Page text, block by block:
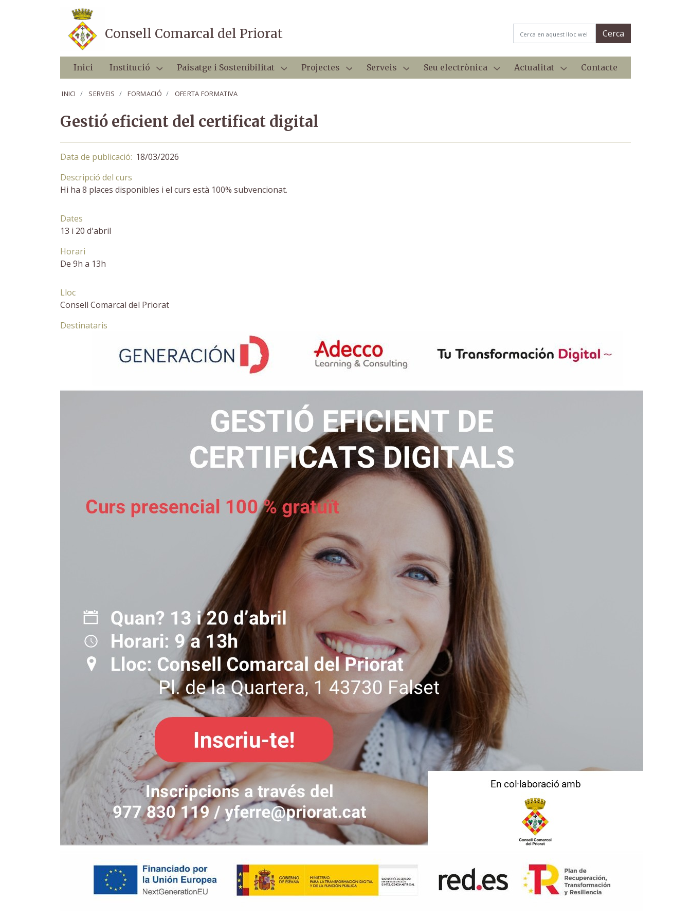
Consell Comarcal del Priorat Cerca dins d'aquest lloc web
Cerca
Inici Institució Paisatge i Sostenibilitat Projectes Serveis Seu electrònica Actualitat Contacte
INICI SERVEIS FORMACIÓ OFERTA FORMATIVA
Gestió eficient del certificat digital
Data de publicació 18/03/2026
Descripció del curs
Hi ha 8 places disponibles i el curs està 100% subvencionat.
Dates
13 i 20 d'abril
Horari
De 9h a 13h
Lloc
Consell Comarcal del Priorat
Destinataris